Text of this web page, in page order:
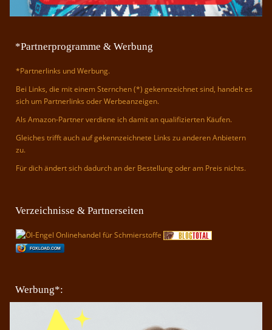
*Partnerprogramme & Werbung
*Partnerlinks und Werbung.
Bei Links, die mit einem Sternchen (*) gekennzeichnet sind, handelt es
sich um Partnerlinks oder Werbeanzeigen.
Als Amazon-Partner verdiene ich damit an qualifizierten Käufen.
Gleiches trifft auch auf gekennzeichnete Links zu anderen Anbietern
zu.
Für dich ändert sich dadurch an der Bestellung oder am Preis nichts.
Verzeichnisse & Partnerseiten
FOXLOAD.COM
Werbung*: